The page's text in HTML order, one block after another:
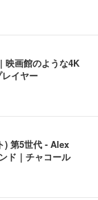
画館のような4K
イヤー
) 第5世代 - Alex
ド｜チャコール